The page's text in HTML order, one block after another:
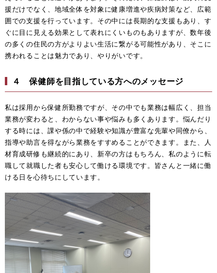
援だけでなく、地域全体を対象に健康増進や疾病対策など、広範
囲での支援を行っています。その中には長期的な支援もあり、す
ぐに目に見える効果として表れにくいものもありますが、数年後
の多くの住民の方がよりよい生活に繋がる可能性があり、そこに
携われることは魅力であり、やりがいです。
４ 保健師を目指している方へのメッセージ
私は採用から保健所勤務ですが、その中でも業務は幅広く、担当
業務が変わると、わからない事や悩みも多くあります。悩んだり
する時には、課や係の中で経験や知識が豊富な先輩や同僚から、
指導や助言を得ながら業務をすすめることができます。また、人
材育成研修も継続的にあり、新卒の方はもちろん、私のように転
職して就職した者も安心して働ける環境です。皆さんと一緒に働
ける日を心待ちにしています。